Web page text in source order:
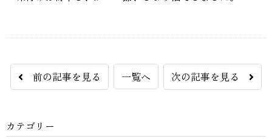
前の記事を見る 一覧へ 次の記事を見る
カテゴリー